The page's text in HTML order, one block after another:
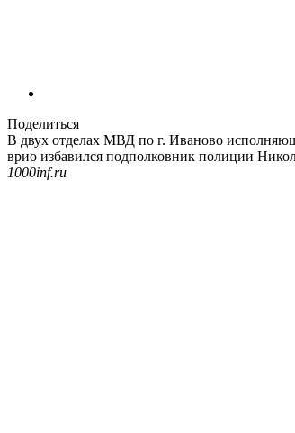
Поделиться
В двух отделах МВД по г. Иваново
врио избавился подполковник полиции
1000inf.ru